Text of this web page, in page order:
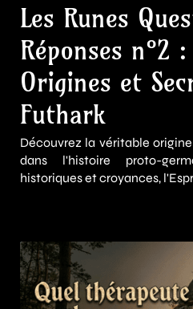
Les Runes
Réponses n°2
Origines et
Futhark
Découvrez la véritable
dans l'histoire proto-
historiques et croyances,